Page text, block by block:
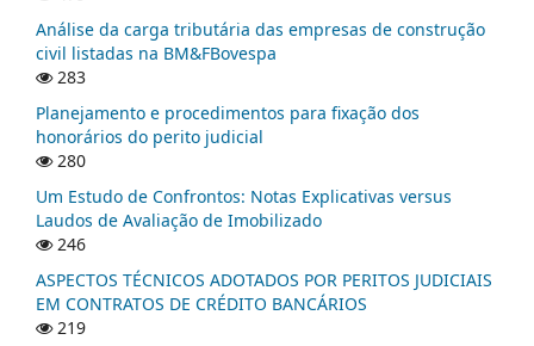
Análise da carga tributária das empresas de construção
civil listadas na BM&FBovespa
283
Planejamento e procedimentos para fixação dos
honorários do perito judicial
280
Um Estudo de Confrontos: Notas Explicativas versus
Laudos de Avaliação de Imobilizado
246
ASPECTOS TÉCNICOS ADOTADOS POR PERITOS JUDICIAIS
EM CONTRATOS DE CRÉDITO BANCÁRIOS
219